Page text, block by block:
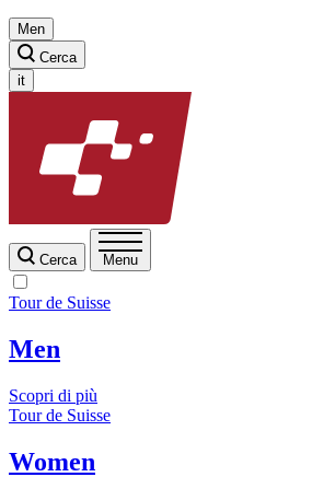
Men
Cerca
it
Cerca Menu
Tour de Suisse
Men
Scopri di più
Tour de Suisse
Women